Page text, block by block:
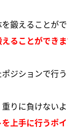
鍛えることがで
ることができま
ジションで行
りに負けない
上手に行うポイ